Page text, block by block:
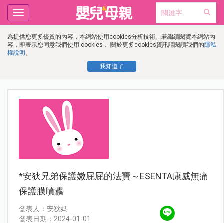
為提供您更多優質的內容，本網站使用cookies分析技術。若繼續閱覽本網站內
容，即表示您同意我們使用 cookies， 關於更多cookies資訊請閱讀我們的隱私
權說明 。
我知道了
Toggle
navigation
*安狄兄弟保護嫩屁屁的法寶～ESENTA康威無痛
保護膜噴霧
發表人：安狄媽
發表日期：2024-01-01